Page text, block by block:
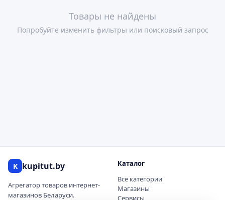
Товары не найдены
Попробуйте изменить фильтры или поисковый запрос
K kupitut.by
Агрегатор товаров интернет-
магазинов Беларуси.
Каталог
Все категории
Магазины
Сервисы